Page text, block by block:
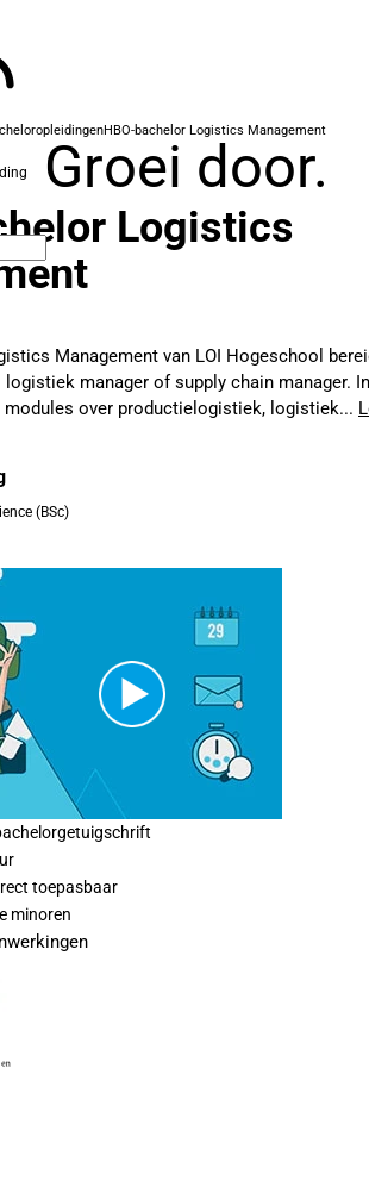
Groei door.
HBO-bachelor Logistics Management
Logistics
Management van LOI Hogeschool
manager of supply chain manager.
over productielogistiek, logistiek...
(BSc)
toepasbaar
minoren